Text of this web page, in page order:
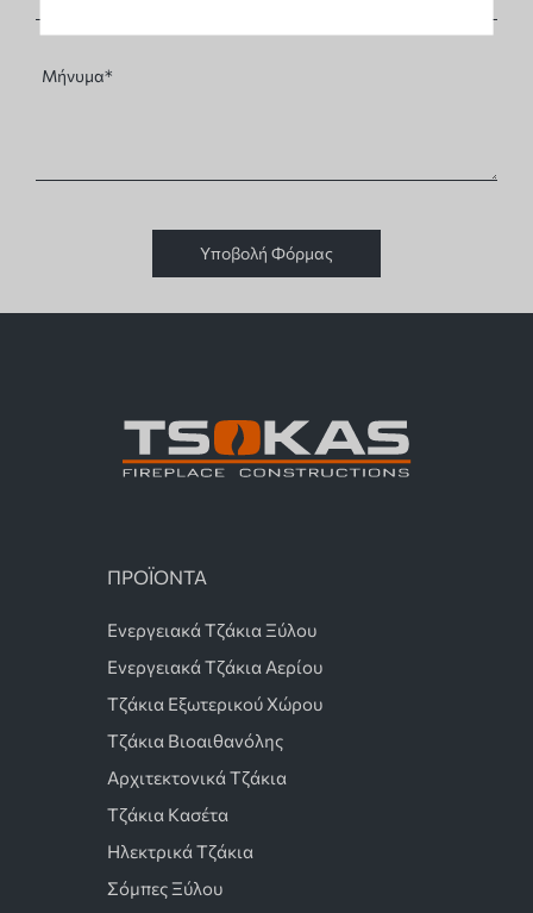
Υποβολή Φόρμας
ΠΡΟΪΟΝΤΑ
Ενεργειακά Τζάκια Ξύλου
Ενεργειακά Τζάκια Αερίου
Τζάκια Εξωτερικού Χώρου
Τζάκια Βιοαιθανόλης
Αρχιτεκτονικά Τζάκια
Τζάκια Κασέτα
Ηλεκτρικά Τζάκια
Σόμπες Ξύλου